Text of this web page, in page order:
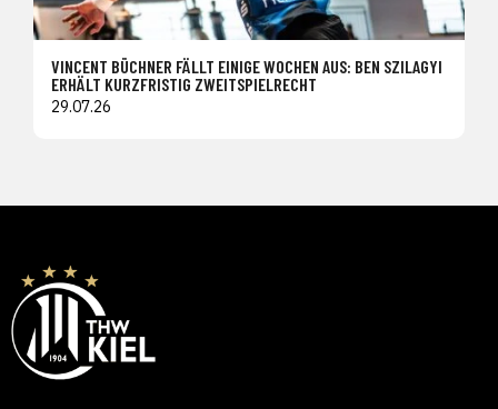
VINCENT BÜCHNER FÄLLT EINIGE WOCHEN AUS: BEN SZILAGYI
ERHÄLT KURZFRISTIG ZWEITSPIELRECHT
29.07.26